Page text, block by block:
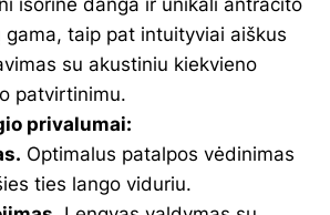
gama, taip pat intuityviai aiškus
su akustiniu kiekvieno
patvirtinimu.
privalumai:
Optimalus patalpos vėdinimas
ties lango viduriu.